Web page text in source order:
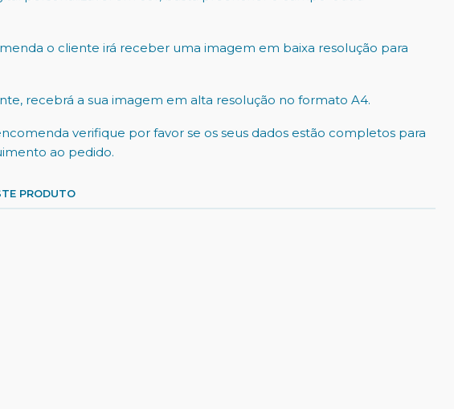
o cliente irá receber uma imagem em baixa resolução para
recebrá a sua imagem em alta resolução no formato A4.
verifique por favor se os seus dados estão completos para
ao pedido.
PRODUTO